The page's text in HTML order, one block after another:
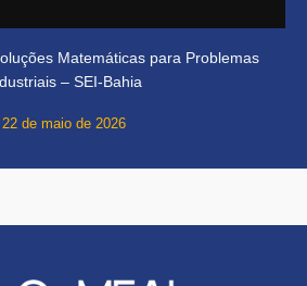
Matemáticas para Problemas
– SEI-Bahia
22 de maio de 2026